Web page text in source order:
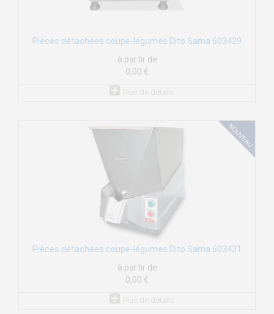
Pièces détachées coupe-légumes Dito Sama 603429
à partir de
0,00 €
Pièces détachées coupe-légumes Dito Sama 603431
à partir de
0,00 €